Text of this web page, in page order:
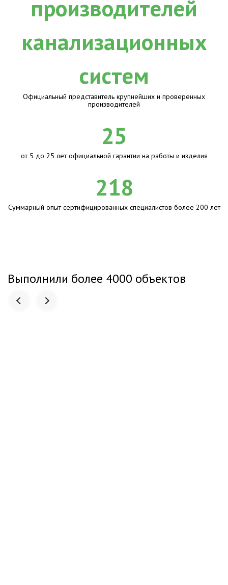
Официальный представитель крупнейших и проверенных
производителей
25
от 5 до 25 лет официальной гарантии на работы и изделия
218
Суммарный опыт сертифицированных специалистов более 200 лет
Выполнили более 4000 объектов